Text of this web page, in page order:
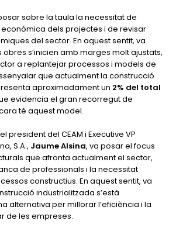
sobre la taula la necessitat de
dels projectes i de revisar
del sector. En aquest sentit, va
s’inicien amb marges molt ajustats,
a replantejar processos i models de
que actualment la construcció
aproximadament un 2% del total
evidencia el gran recorregut de
té aquest model.
president del CEAM i Executive VP
S.A., Jaume Alsina, va posar el focus
que afronta actualment el sector,
de professionals i la necessitat
constructius. En aquest sentit, va
industrialitzada s’està
alternativa per millorar l’eficiència i la
de les empreses.